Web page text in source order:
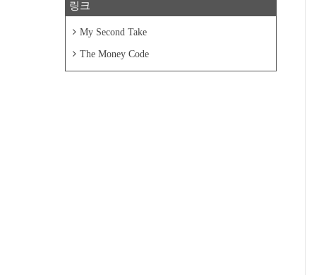
링크
My Second Take
The Money Code